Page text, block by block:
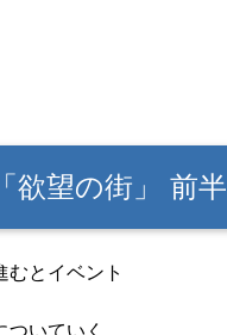
欲望の街」 前半
むとイベント
ついていく